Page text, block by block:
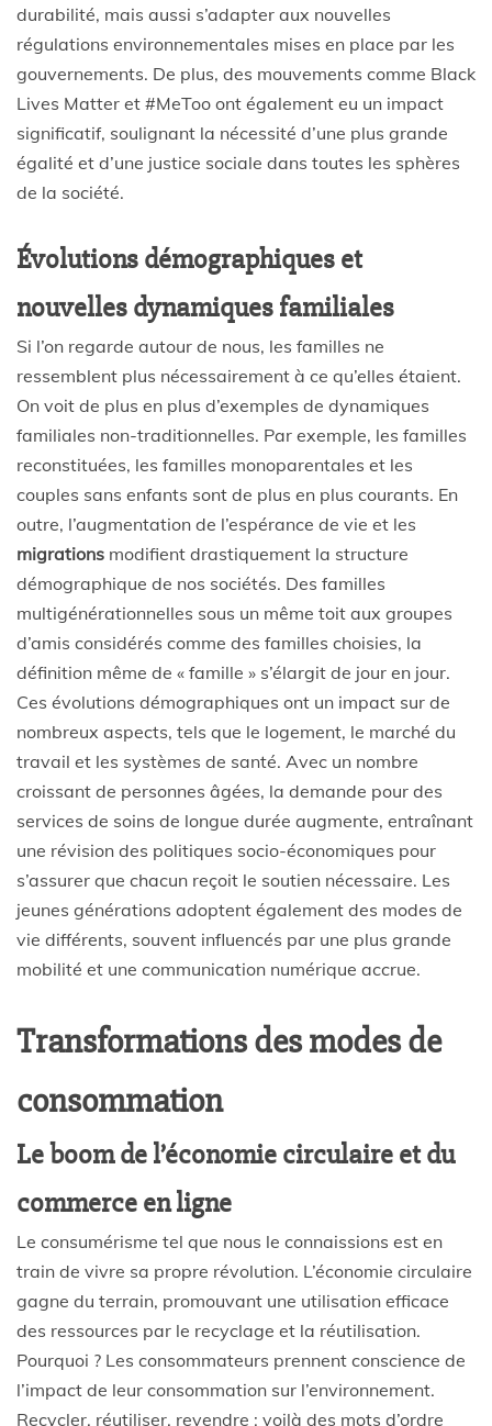
durabilité, mais aussi s’adapter aux nouvelles
régulations environnementales mises en place par les
gouvernements. De plus, des mouvements comme Black
Lives Matter et #MeToo ont également eu un impact
significatif, soulignant la nécessité d’une plus grande
égalité et d’une justice sociale dans toutes les sphères
de la société.
Évolutions démographiques et
nouvelles dynamiques familiales
Si l’on regarde autour de nous, les familles ne
ressemblent plus nécessairement à ce qu’elles étaient.
On voit de plus en plus d’exemples de dynamiques
familiales non-traditionnelles. Par exemple, les familles
reconstituées, les familles monoparentales et les
couples sans enfants sont de plus en plus courants. En
outre, l’augmentation de l’espérance de vie et les
migrations modifient drastiquement la structure
démographique de nos sociétés. Des familles
multigénérationnelles sous un même toit aux groupes
d’amis considérés comme des familles choisies, la
définition même de « famille » s’élargit de jour en jour.
Ces évolutions démographiques ont un impact sur de
nombreux aspects, tels que le logement, le marché du
travail et les systèmes de santé. Avec un nombre
croissant de personnes âgées, la demande pour des
services de soins de longue durée augmente, entraînant
une révision des politiques socio-économiques pour
s’assurer que chacun reçoit le soutien nécessaire. Les
jeunes générations adoptent également des modes de
vie différents, souvent influencés par une plus grande
mobilité et une communication numérique accrue.
Transformations des modes de
consommation
Le boom de l’économie circulaire et du
commerce en ligne
Le consumérisme tel que nous le connaissions est en
train de vivre sa propre révolution. L’économie circulaire
gagne du terrain, promouvant une utilisation efficace
des ressources par le recyclage et la réutilisation.
Pourquoi ? Les consommateurs prennent conscience de
l’impact de leur consommation sur l’environnement.
Recycler, réutiliser, revendre : voilà des mots d’ordre